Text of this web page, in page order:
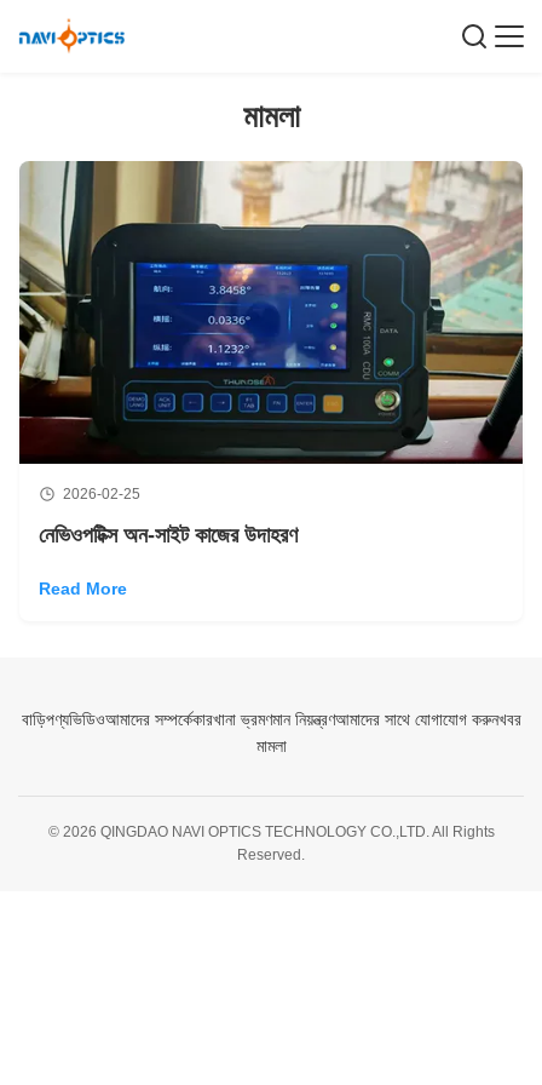
মামলা
2026-02-25
নেভিওপটিক্স অন-সাইট কাজের উদাহরণ
Read More
বাড়িপণ্যভিডিওআমাদের সম্পর্কেকারখানা ভ্রমণমান নিয়ন্ত্রণআমাদের সাথে যোগাযোগ করুনখবর
মামলা
© 2026 QINGDAO NAVI OPTICS TECHNOLOGY CO.,LTD. All Rights
Reserved.